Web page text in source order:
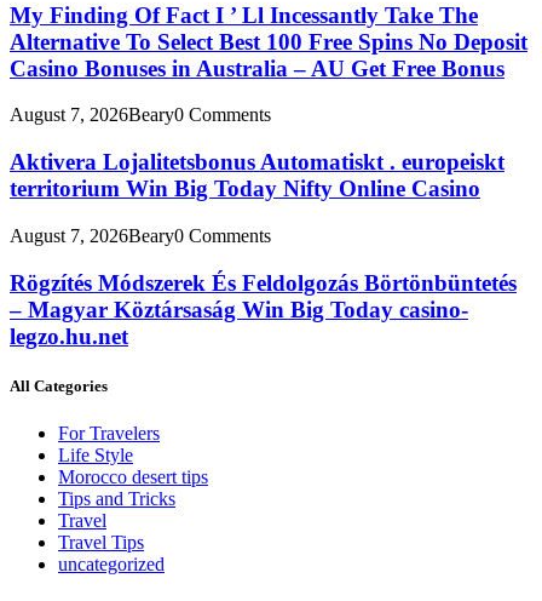
My Finding Of Fact I ’ Ll Incessantly Take The
Alternative To Select Best 100 Free Spins No Deposit
Casino Bonuses in Australia – AU Get Free Bonus
August 7, 2026Beary0 Comments
Aktivera Lojalitetsbonus Automatiskt . europeiskt
territorium Win Big Today Nifty Online Casino
August 7, 2026Beary0 Comments
Rögzítés Módszerek És Feldolgozás Börtönbüntetés
– Magyar Köztársaság Win Big Today casino-
legzo.hu.net
All Categories
For Travelers
Life Style
Morocco desert tips
Tips and Tricks
Travel
Travel Tips
uncategorized